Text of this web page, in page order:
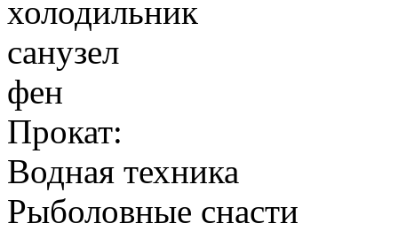
холодильник
санузел
фен
Прокат:
Водная техника
Рыболовные снасти